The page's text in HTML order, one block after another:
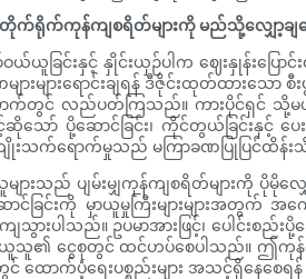
ရိုက်ကုန်ကျစရိတ်များကို မည်သို့လျှော့ချပ
ယ်ယူခြင်းနှင့် နှိုင်းယှဉ်ပါက ဈေးနှုန်းပြေ
းများရောင်းချရန် ဒီဇိုင်းထုတ်ထားသေ
ပုံစံအောက်တွင် လည်ပတ်ကြသည်။ ကားပိုင်
ပို့ဆောင်ခြင်း၊ ကိုင်တွယ်ခြင်းနှင့် ပ
ျိုးသက်ရောက်မှုသည် မကြာခဏပြုပြင်ထိန်
ျားသည် ပျမ်းမျှကုန်ကျစရိတ်များကို ပိုမို
င်ခြင်းကို မှာယူမှုကြီးများများအတွက်
ျသွားပါသည်။ ဥပမာအားဖြင့်၊ ပေါင်း
ဝယ်ယူသူ၏ ငွေစုတွင် ထင်ဟပ်စေပါသည်။ ဤ
ောက်ပံ့ရေးပစ္စည်းများ အသင့်ရှိနေစေ